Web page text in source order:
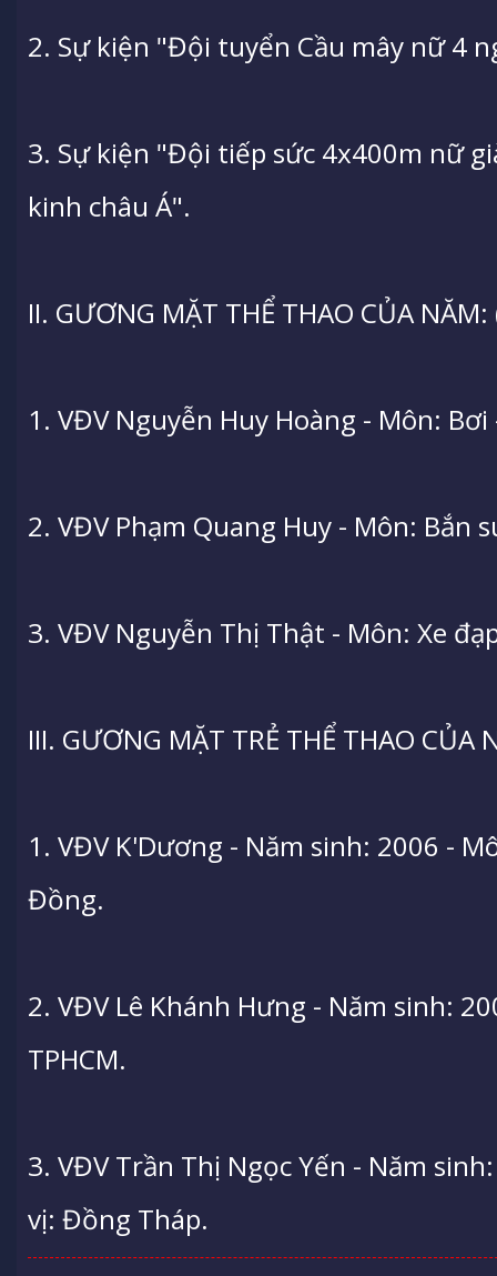
2. Sự kiện "Đội tuyển Cầu mây nữ 4
3. Sự kiện "Đội tiếp sức 4x400m nữ
kinh châu Á".
II. GƯƠNG MẶT THỂ THAO CỦA
1. VĐV Nguyễn Huy Hoàng - Môn:
2. VĐV Phạm Quang Huy - Môn: Bắn
3. VĐV Nguyễn Thị Thật - Môn: Xe
III. GƯƠNG MẶT TRẺ THỂ THAO CỦA
1. VĐV K'Dương - Năm sinh: 2006 -
Đồng.
2. VĐV Lê Khánh Hưng - Năm sinh:
TPHCM.
3. VĐV Trần Thị Ngọc Yến - Năm
vị: Đồng Tháp.